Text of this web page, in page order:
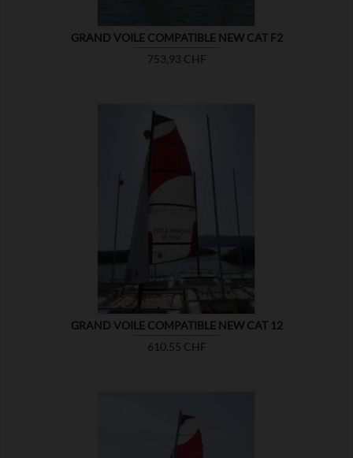
GRAND VOILE COMPATIBLE NEW CAT F2
Prix
753,93 CHF
GRAND VOILE COMPATIBLE NEW CAT 12
Prix
610,55 CHF